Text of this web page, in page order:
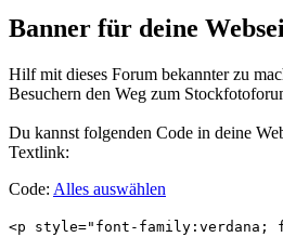
Banner für deine
Hilf mit dieses Forum bekannter zu
Besuchern den Weg zum
Du kannst folgenden Code in deine
Textlink:
Code: Alles auswählen
<p style="font-family:verdana;